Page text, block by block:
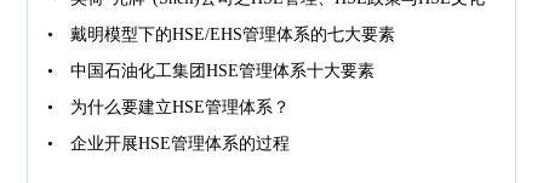
• 戴明模型下的HSE/EHS管理体系的七大要素
• 中国石油化工集团HSE管理体系十大要素
• 为什么要建立HSE管理体系？
• 企业开展HSE管理体系的过程